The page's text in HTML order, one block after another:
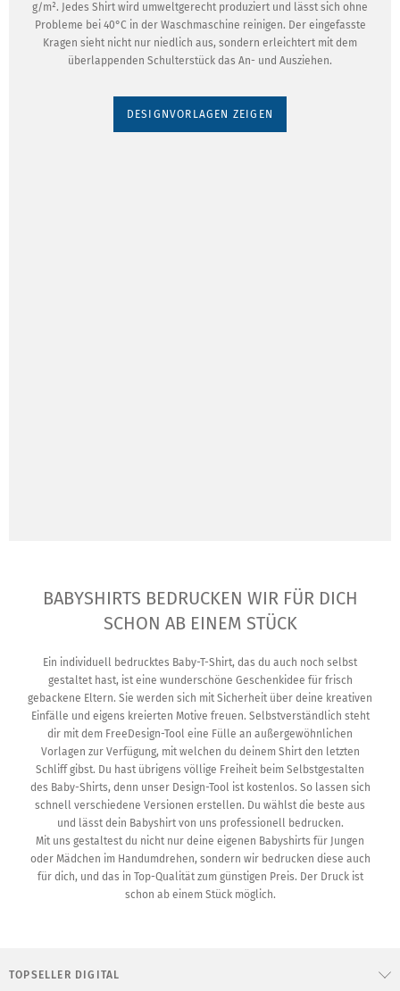
g/m². Jedes Shirt wird umweltgerecht produziert und lässt sich ohne
Probleme bei 40°C in der Waschmaschine reinigen. Der eingefasste
Kragen sieht nicht nur niedlich aus, sondern erleichtert mit dem
überlappenden Schulterstück das An- und Ausziehen.
DESIGNVORLAGEN ZEIGEN
BABYSHIRTS BEDRUCKEN WIR FÜR DICH
SCHON AB EINEM STÜCK
Ein individuell bedrucktes Baby-T-Shirt, das du auch noch selbst
gestaltet hast, ist eine wunderschöne Geschenkidee für frisch
gebackene Eltern. Sie werden sich mit Sicherheit über deine kreativen
Einfälle und eigens kreierten Motive freuen. Selbstverständlich steht
dir mit dem FreeDesign-Tool eine Fülle an außergewöhnlichen
Vorlagen zur Verfügung, mit welchen du deinem Shirt den letzten
Schliff gibst. Du hast übrigens völlige Freiheit beim Selbstgestalten
des Baby-Shirts, denn unser Design-Tool ist kostenlos. So lassen sich
schnell verschiedene Versionen erstellen. Du wählst die beste aus
und lässt dein Babyshirt von uns professionell bedrucken.
Mit uns gestaltest du nicht nur deine eigenen Babyshirts für Jungen
oder Mädchen im Handumdrehen, sondern wir bedrucken diese auch
für dich, und das in Top-Qualität zum günstigen Preis. Der Druck ist
schon ab einem Stück möglich.
TOPSELLER DIGITAL